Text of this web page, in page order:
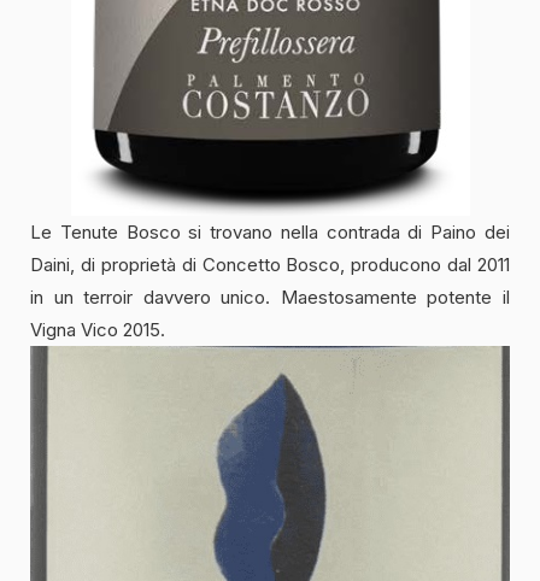
Le Tenute Bosco si trovano nella contrada di Paino dei
Daini, di proprietà di Concetto Bosco, producono dal 2011
in un terroir davvero unico. Maestosamente potente il
Vigna Vico 2015.